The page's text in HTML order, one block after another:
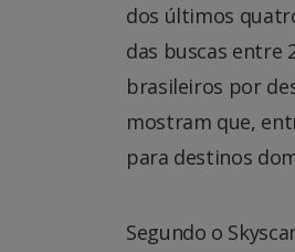
dos últimos
das buscas entre
brasileiros por
mostram que,
para destinos
Segundo o